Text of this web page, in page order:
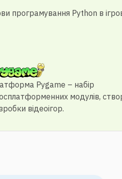
програмування Python в
Pygame – набір
модулів,
відеоігор.